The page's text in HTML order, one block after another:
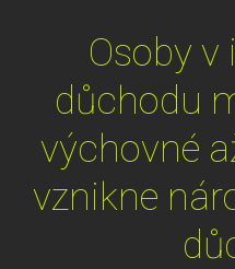
Osoby
důchodu
výchovné
vznikne